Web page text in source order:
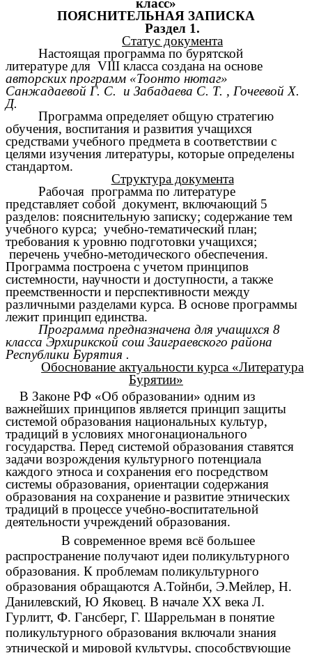
ПОЯСНИТЕЛЬНАЯ ЗАПИСКА
Раздел 1.
Статус документа
Настоящая программа по бурятской
литературе для VIII класса создана на основе
авторских программ «Тоонто нютаг»
Санжадаевой Г. С. и Забадаева С. Т. , Гочеевой Х.
Д.
Программа определяет общую стратегию
обучения, воспитания и развития учащихся
средствами учебного предмета в соответствии с
целями изучения литературы, которые определены
стандартом.
Структура документа
Рабочая программа по литературе
представляет собой документ, включающий 5
разделов: пояснительную записку; содержание тем
учебного курса; учебно-тематический план;
требования к уровню подготовки учащихся;
перечень учебно-методического обеспечения.
Программа построена с учетом принципов
системности, научности и доступности, а также
преемственности и перспективности между
различными разделами курса. В основе программы
лежит принцип единства.
Программа предназначена для учащихся 8
класса Эрхирикской сош Заиграевского района
Республики Бурятия .
Обоснование актуальности курса «Литература
Бурятии»
В Законе РФ «Об образовании» одним из
важнейших принципов является принцип защиты
системой образования национальных культур,
традиций в условиях многонационального
государства. Перед системой образования ставятся
задачи возрождения культурного потенциала
каждого этноса и сохранения его посредством
системы образования, ориентации содержания
образования на сохранение и развитие этнических
традиций в процессе учебно-воспитательной
деятельности учреждений образования.
В современное время всё большее
распространение получают идеи поликультурного
образования. К проблемам поликультурного
образования обращаются А.Тойнби, Э.Мейлер, Н.
Данилевский, Ю Яковец. В начале XX века Л.
Гурлитт, Ф. Гансберг, Г. Шаррельман в понятие
поликультурного образования включали знания
этнической и мировой культуры, способствующие